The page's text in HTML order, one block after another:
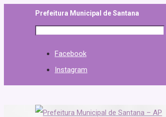
Prefeitura Municipal de Santana
Facebook
Instagram